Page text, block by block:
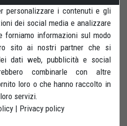
avvenire solo dopo trenta giorni
da fluttuazioni sul mercato che
dal professionista;
ha specificamente richiesto
ai fini dell'effettuazione
o manutenzione. Se, in
fornisce servizi oltre
dal consumatore o beni diversi
per effettuare la manutenzione
si applica a tali servizi o
personalizzare i contenuti e gli
dei social media e analizzare
forniamo informazioni sul modo
sito ai nostri partner che si
dati web, pubblicità e social
combinarle con altre
loro o che hanno raccolto in
servizi.
| Privacy policy